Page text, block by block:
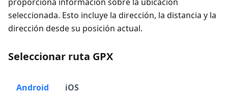
proporciona información sobre la ubicación
seleccionada. Esto incluye la dirección, la distancia y la
dirección desde su posición actual.
Seleccionar ruta GPX
Android iOS